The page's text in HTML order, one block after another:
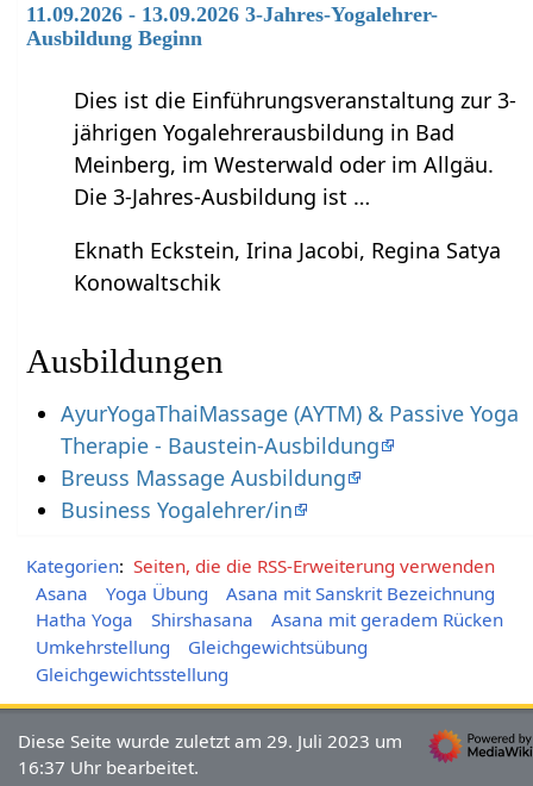
11.09.2026 - 13.09.2026 3-Jahres-Yogalehrer-
Ausbildung Beginn
Dies ist die Einführungsveranstaltung zur 3-
jährigen Yogalehrerausbildung in Bad
Meinberg, im Westerwald oder im Allgäu.
Die 3-Jahres-Ausbildung ist …
Eknath Eckstein, Irina Jacobi, Regina Satya
Konowaltschik
Ausbildungen
AyurYogaThaiMassage (AYTM) & Passive Yoga
Therapie - Baustein-Ausbildung
Breuss Massage Ausbildung
Business Yogalehrer/in
Kategorien: Seiten, die die RSS-Erweiterung verwenden
Asana
Yoga Übung
Asana mit Sanskrit Bezeichnung
Hatha Yoga
Shirshasana
Asana mit geradem Rücken
Umkehrstellung
Gleichgewichtsübung
Gleichgewichtsstellung
Diese Seite wurde zuletzt am 29. Juli 2023 um
16:37 Uhr bearbeitet.